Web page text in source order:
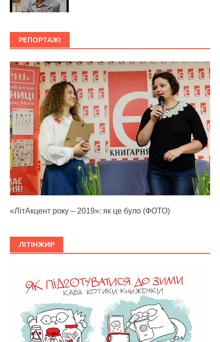
РЕПОРТАЖІ
«ЛітАкцент року – 2019»: як це було (ФОТО)
ЛІТІНЖИР